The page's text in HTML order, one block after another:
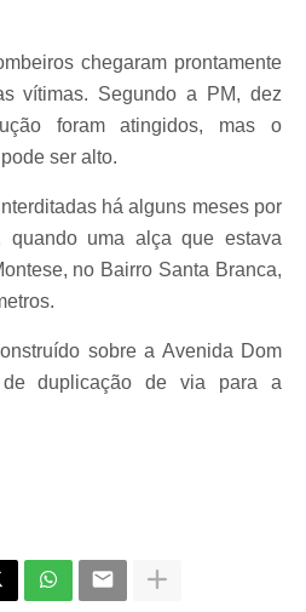
chegaram prontamente
vítimas. Segundo a PM, dez
foram atingidos, mas o
ser alto.
há alguns meses por
quando uma alça que estava
no Bairro Santa Branca,
sobre a Avenida Dom
duplicação de via para a